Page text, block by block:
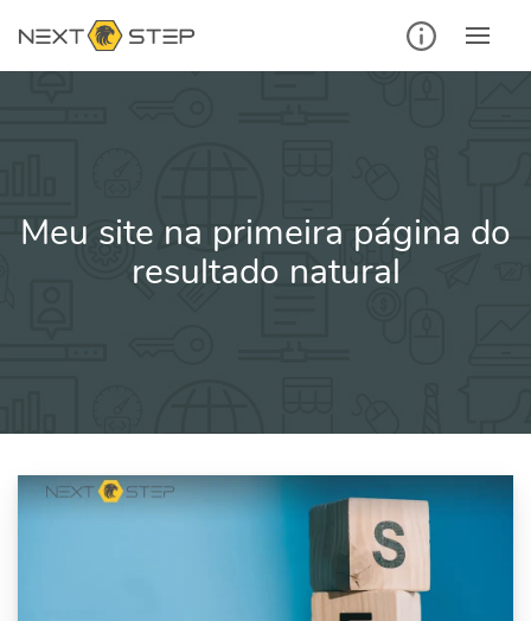
para
Meu site na primeira página do
resultado natural